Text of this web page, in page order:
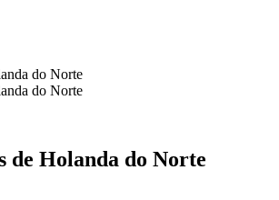
do Norte
do Norte
de Holanda do Norte